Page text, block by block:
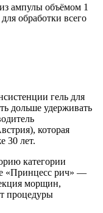
ампулы объёмом 1
обработки всего
гель для
дольше удерживать
которая
30 лет.
категории
«Принцесс рич» —
морщин,
процедуры